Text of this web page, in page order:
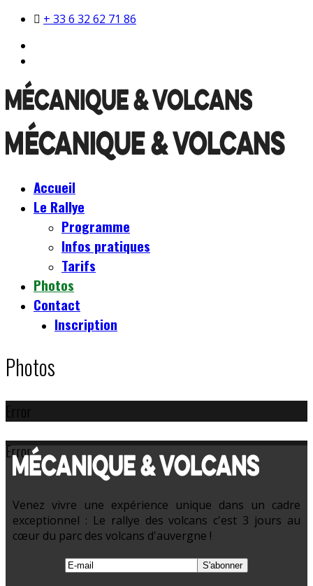
+ 33 6 32 62 71 86
Accueil
Le Rallye
Programme
Infos pratiques
Tarifs
Photos
Contact
Inscription
Photos
Error
Error
Venez vivre une expérience unique dans un cadre
exceptionnel : Le rallye des volcans c'est 3 jours au
cœur du parc des volcans d'auvergne !